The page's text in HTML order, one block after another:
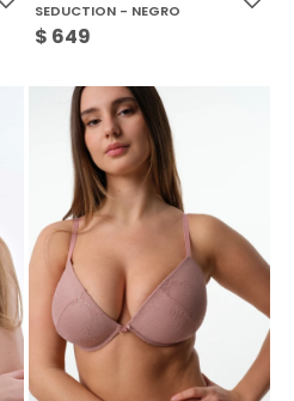
SEDUCTION - NEGRO
$ 649